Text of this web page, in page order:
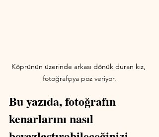
Köprünün üzerinde arkası dönük duran kız,
fotoğrafçıya poz veriyor.
Bu yazıda, fotoğrafın
kenarlarını nasıl